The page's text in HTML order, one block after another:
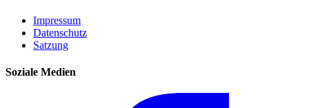
Impressum
Datenschutz
Satzung
Soziale Medien